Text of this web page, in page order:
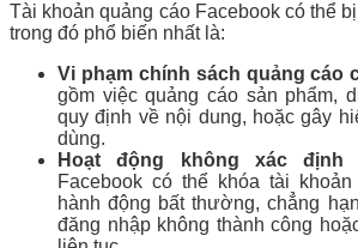
Tài khoản quảng cáo Facebook có thể
trong đó phổ biến nhất là:
Vi phạm chính sách quảng cáo
gồm việc quảng cáo sản phẩm,
quy định về nội dung, hoặc gây
dùng.
Hoạt động không xác định
Facebook có thể khóa tài
hành động bất thường, chẳng
đăng nhập không thành công